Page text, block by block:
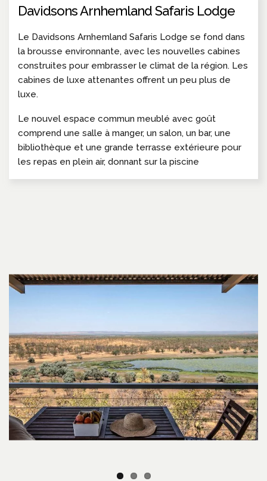
Davidsons Arnhemland Safaris Lodge
Le Davidsons Arnhemland Safaris Lodge se fond dans
la brousse environnante, avec les nouvelles cabines
construites pour embrasser le climat de la région. Les
cabines de luxe attenantes offrent un peu plus de
luxe.
Le nouvel espace commun meublé avec goût
comprend une salle à manger, un salon, un bar, une
bibliothèque et une grande terrasse extérieure pour
les repas en plein air, donnant sur la piscine